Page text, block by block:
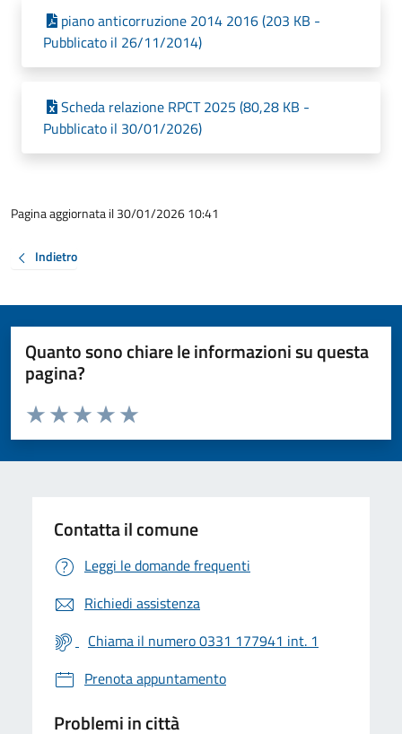
piano anticorruzione 2014 2016 (203 KB -
Pubblicato il 26/11/2014)
Scheda relazione RPCT 2025 (80,28 KB -
Pubblicato il 30/01/2026)
Pagina aggiornata il 30/01/2026 10:41
Indietro
Quanto sono chiare le informazioni su questa
pagina?
Valuta da 1 a 5 stelle la pagina
Valuta 5 stelle su 5
Valuta 4 stelle su 5
Valuta 3 stelle su 5
Valuta 2 stelle su 5
Valuta 1 stelle su 5
Contatta il comune
Leggi le domande frequenti
Richiedi assistenza
Chiama il numero 0331 177941 int. 1
Prenota appuntamento
Problemi in città